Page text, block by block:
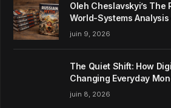
Oleh Cheslavskyi’s The
World-Systems
juin 9, 2026
The Quiet Shift: How
Changing Everyday
juin 8, 2026